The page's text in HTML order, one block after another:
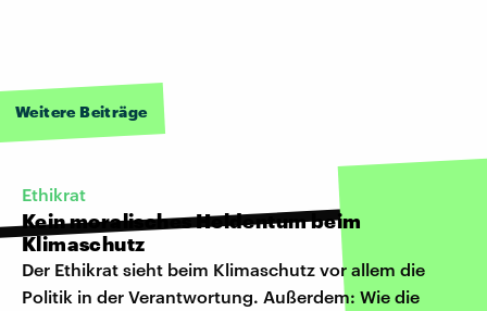
Weitere Beiträge
Ethikrat
Kein moralisches Heldentum beim
Klimaschutz
Der Ethikrat sieht beim Klimaschutz vor allem die
Politik in der Verantwortung. Außerdem: Wie die